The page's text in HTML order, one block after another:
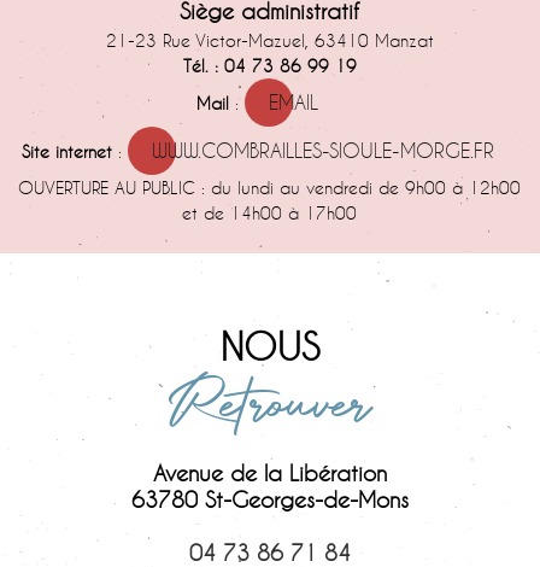
Siège administratif
21-23 Rue Victor-Mazuel, 63410 Manzat
Tél. : 04 73 86 99 19
Mail : EMAIL
Site internet: WWW.COMBRAILLES-SIOULE-MORGE.FR
OUVERTURE AU PUBLIC : du lundi au vendredi de 9h00 à 12h00
et de 14h00 à 17h00
NOUS
Retrouver
Avenue de la Libération
63780 St-Georges-de-Mons
04 73 86 71 84